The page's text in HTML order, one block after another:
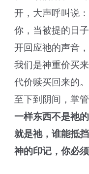
开，大声呼叫说
你，当被提的日
开回应祂的声音
我们是神重价买
代价赎买回来的
至下到阴间，掌
一样东西不是祂
就是祂，谁能抵
神的印记，你必